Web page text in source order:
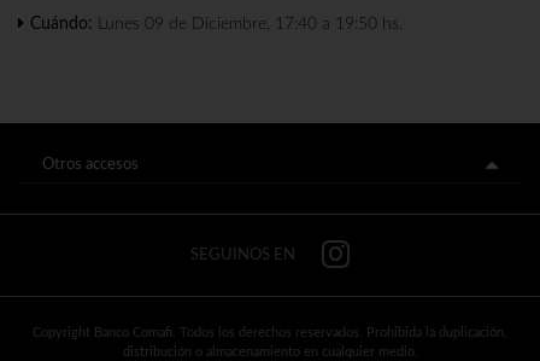
Cuándo: Lunes 09 de Diciembre, 17:40 a 19:50 hs.
Código de prácticas bancarias
Términos y Condiciones
SEGUINOS EN
Copyright Banco Comafi. Todos los derechos reservados. Prohibida la duplicación,
distribución o almacenamiento en cualquier medio.